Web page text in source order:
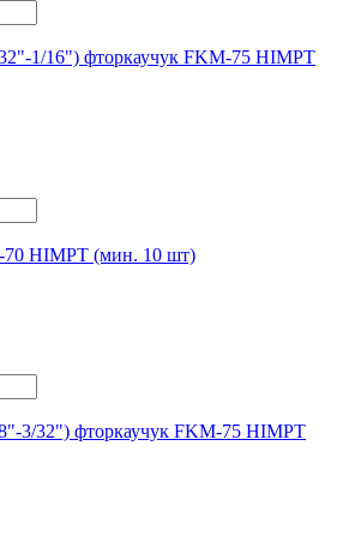
1/16") фторкаучук FKM-75 HIMPT
70 HIMPT (мин. 10 шт)
3/32") фторкаучук FKM-75 HIMPT